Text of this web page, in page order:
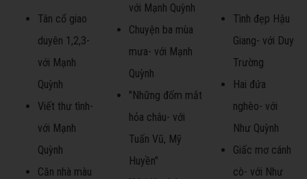
Tân cổ giao
duyên 1,2,3-
với Mạnh
Quỳnh
Viết thư tình-
với Mạnh
Quỳnh
Căn nhà màu
với Mạnh Quỳnh
Chuyện ba mùa
mưa- với Mạnh
Quỳnh
"Những đốm mắt
hỏa châu- với
Tuấn Vũ, Mỹ
Huyền"
Tình đẹp Hậu
Giang- với Duy
Trường
Hai đứa
nghèo- với
Như Quỳnh
Giấc mơ cánh
cò- với Như